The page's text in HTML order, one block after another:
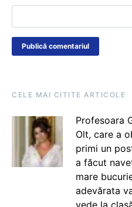
CELE MAI CITITE ARTICOLE
Profesoara
Olt, care a
primi un
a făcut
mare
adevărata